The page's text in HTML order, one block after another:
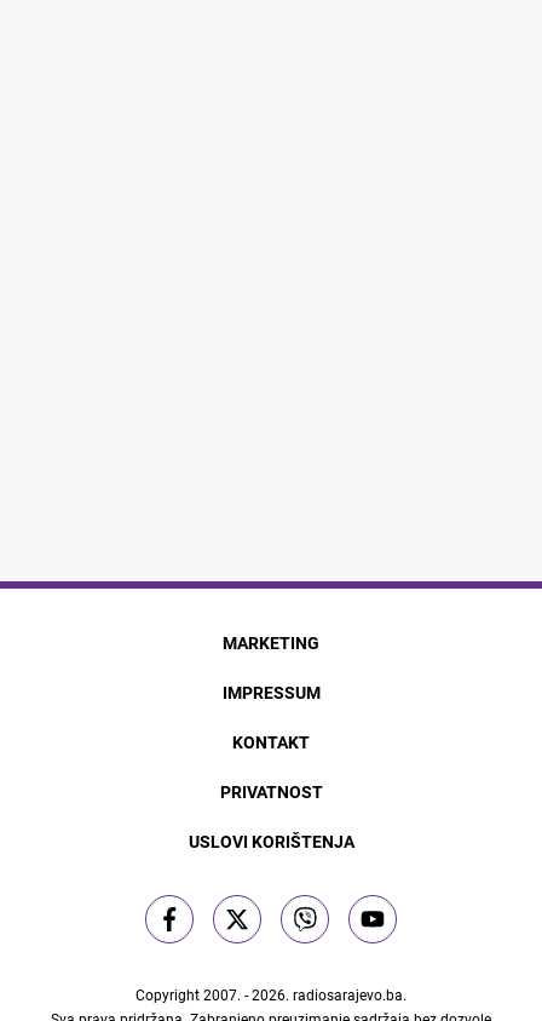
MARKETING
IMPRESSUM
KONTAKT
PRIVATNOST
USLOVI KORIŠTENJA
Copyright 2007. - 2026. radiosarajevo.ba.